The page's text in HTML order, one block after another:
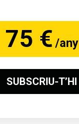
75 € /any
SUBSCRIU-T’HI